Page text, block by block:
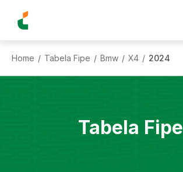
Home / Tabela Fipe / Bmw / X4 / 2024
Tabela Fipe